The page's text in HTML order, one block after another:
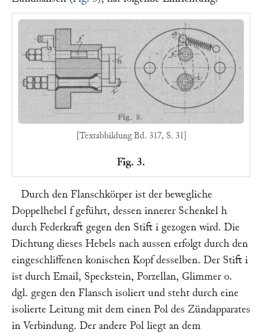
[Textabbildung Bd. 317, S. 31]
Fig. 3.
Durch den Flanschkörper ist der bewegliche
Doppelhebel fgeführt, dessen innerer Schenkel h
durch Federkraft gegen den Stift i gezogen wird. Die
Dichtung dieses Hebels nach aussen erfolgt durch den
eingeschliffenen konischen Kopf desselben. Der Stift i
ist durch Email, Speckstein, Porzellan, Glimmer o.
dgl. gegen den Flansch isoliert und steht durch eine
isolierte Leitung mit dem einen Pol des Zündapparates
in Verbindung. Der andere Pol liegt an dem